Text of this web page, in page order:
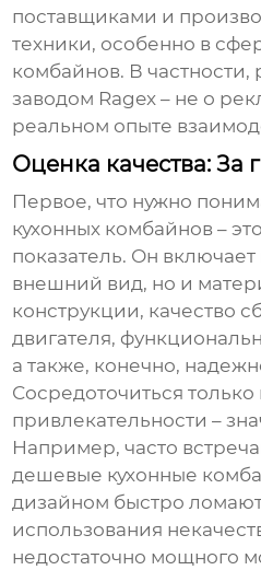
поставщиками и
техники, особенно в
комбайнов. В частности,
заводом Ragex – не о
реальном опыте
Оценка качества: За
Первое, что нужно
кухонных комбайнов –
показатель. Он включает
внешний вид, но и
конструкции, качество
двигателя,
а также, конечно,
Сосредоточиться только
привлекательности –
Например, часто
дешевые кухонные
дизайном быстро
использования
недостаточно мощного